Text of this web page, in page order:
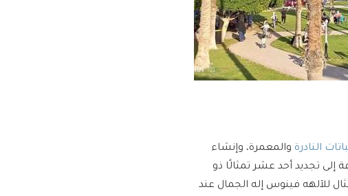
النادرة والمعمرة، وإنشاء
إلى تجديد أحد عشر تمثالًا ذو
للآلهه فينوس إله الجمال عند